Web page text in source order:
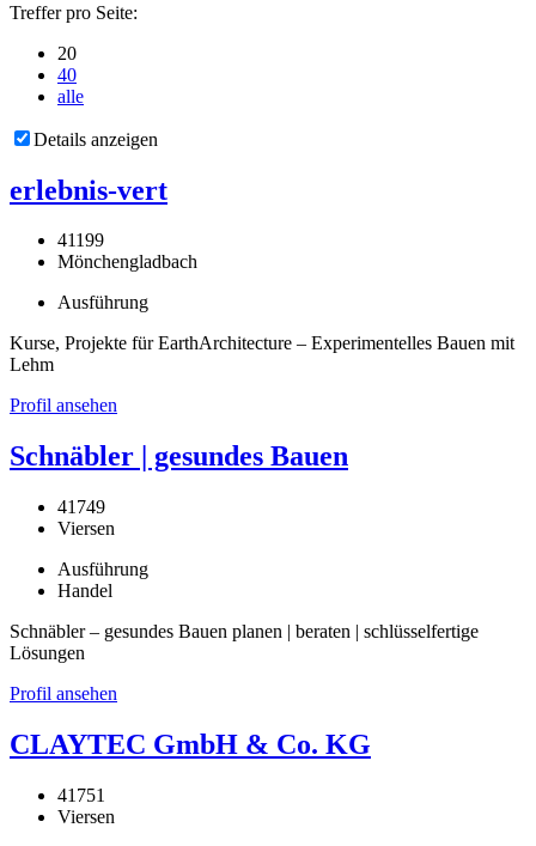
Treffer pro Seite:
20
40
alle
Details anzeigen
erlebnis-vert
41199
Mönchengladbach
Ausführung
Kurse, Projekte für EarthArchitecture – Experimentelles Bauen mit
Lehm
Profil ansehen
Schnäbler | gesundes Bauen
41749
Viersen
Ausführung
Handel
Schnäbler – gesundes Bauen planen | beraten | schlüsselfertige
Lösungen
Profil ansehen
CLAYTEC GmbH & Co. KG
41751
Viersen